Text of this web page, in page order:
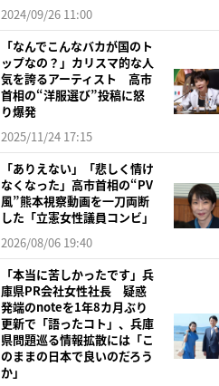
2024/09/26 11:00
「なんでこんなバカが国のト
ップなの？」カリスマ的な人
気を誇るアーティスト 高市
首相の“洋服選び”投稿に怒
り爆発
2025/11/24 17:15
「ありえない」「悲しく情け
なくなった」高市首相の“PV
風”熊本視察動画を一刀両断
した「立憲女性議員コンビ」
2026/08/06 19:40
「本当に苦しかったです」兵
庫県PR会社女性社長 疑惑
発端のnoteを1年8カ月ぶり
更新で「語ったコト」、兵庫
県問題巡る情報拡散には「こ
のままの日本で良いのだろう
か」